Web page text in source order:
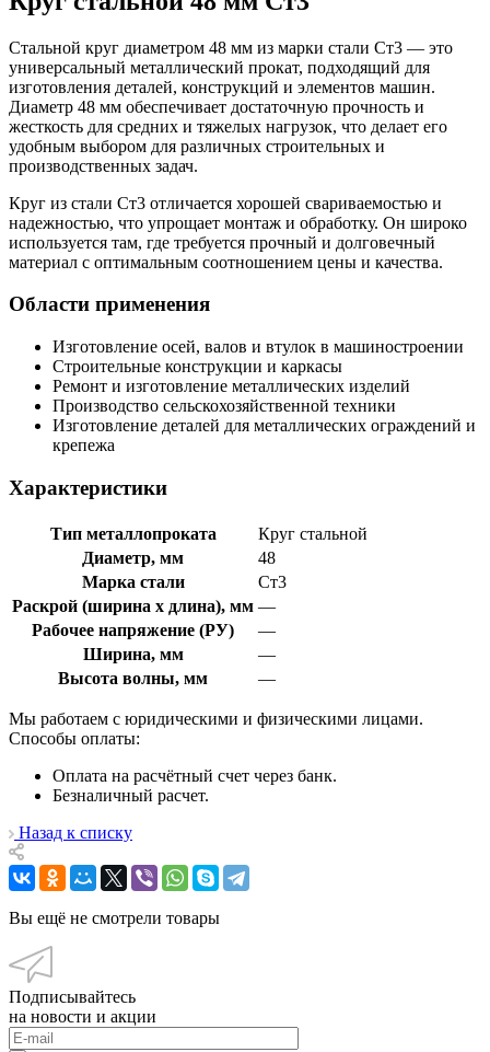
Стальной круг диаметром 48 мм из марки стали Ст3 — это
универсальный металлический прокат, подходящий для
изготовления деталей, конструкций и элементов машин.
Диаметр 48 мм обеспечивает достаточную прочность и
жесткость для средних и тяжелых нагрузок, что делает его
удобным выбором для различных строительных и
производственных задач.
Круг из стали Ст3 отличается хорошей свариваемостью и
надежностью, что упрощает монтаж и обработку. Он широко
используется там, где требуется прочный и долговечный
материал с оптимальным соотношением цены и качества.
Области применения
Изготовление осей, валов и втулок в машиностроении
Строительные конструкции и каркасы
Ремонт и изготовление металлических изделий
Производство сельскохозяйственной техники
Изготовление деталей для металлических ограждений и
крепежа
Характеристики
Тип металлопроката
Круг стальной
Диаметр, мм
48
Марка стали
Ст3
Раскрой (ширина х длина), мм —
Рабочее напряжение (РУ)
—
Ширина, мм
—
Высота волны, мм
—
Мы работаем с юридическими и физическими лицами.
Способы оплаты:
Оплата на расчётный счет через банк.
Безналичный расчет.
Назад к списку
Вы ещё не смотрели товары
Подписывайтесь
на новости и акции